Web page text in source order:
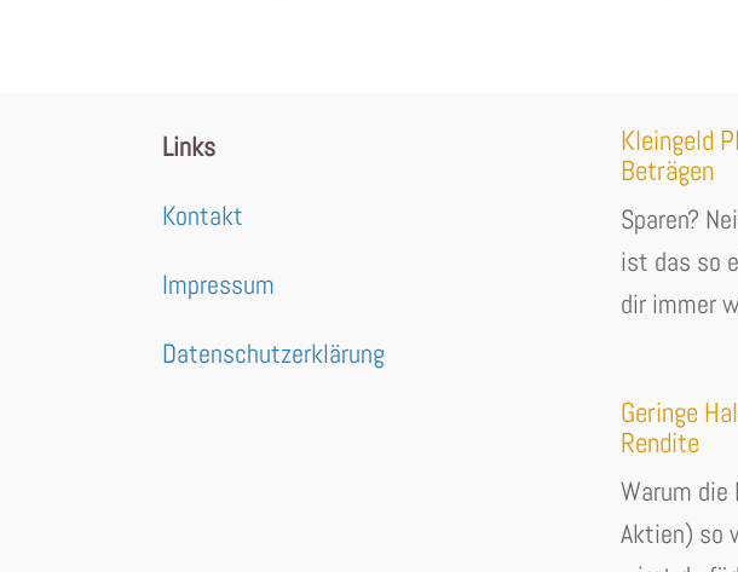
Links
Kontakt
Impressum
Datenschutzerklärung
Kleingeld
Beträgen
Sparen?
ist das so
dir immer
Geringe
Rendite
Warum die
Aktien) so